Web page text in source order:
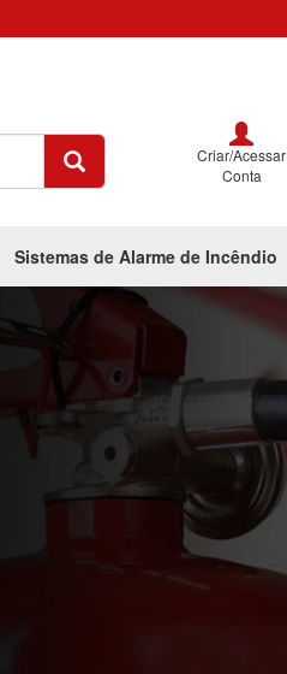
Criar/Acessar
Conta
Sistemas de Alarme de Incêndio